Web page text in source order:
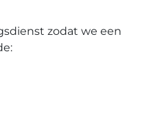
zodat we een